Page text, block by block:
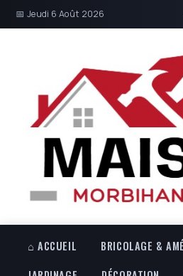
📅 Jeudi 6 Août 2026
⌂ ACCUEIL
BRICOLAGE &